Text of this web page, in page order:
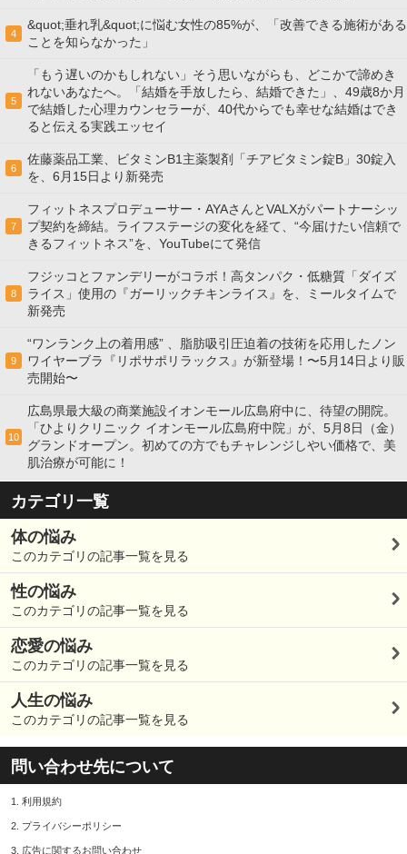
4
&quot;垂れ乳&quot;に悩む女性の85%が、「改善できる施術がある
ことを知らなかった」
5
「もう遅いのかもしれない」そう思いながらも、どこかで諦めき
れないあなたへ。「結婚を手放したら、結婚できた」、49歳8か月
で結婚した心理カウンセラーが、40代からでも幸せな結婚はでき
ると伝える実践エッセイ
6
佐藤薬品工業、ビタミンB1主薬製剤「チアビタミン錠B」30錠入
を、6月15日より新発売
7
フィットネスプロデューサー・AYAさんとVALXがパートナーシッ
プ契約を締結。ライフステージの変化を経て、“今届けたい信頼で
きるフィットネス”を、YouTubeにて発信
8
フジッコとファンデリーがコラボ！高タンパク・低糖質「ダイズ
ライス」使用の『ガーリックチキンライス』を、ミールタイムで
新発売
9
“ワンランク上の着用感” 、脂肪吸引圧迫着の技術を応用したノン
ワイヤーブラ『リポサポリラックス』が新登場！〜5月14日より販
売開始〜
10
広島県最大級の商業施設イオンモール広島府中に、待望の開院。
「ひよりクリニック イオンモール広島府中院」が、5月8日（金）
グランドオープン。初めての方でもチャレンジしやい価格で、美
肌治療が可能に！
カテゴリ一覧
体の悩み
このカテゴリの記事一覧を見る
性の悩み
このカテゴリの記事一覧を見る
恋愛の悩み
このカテゴリの記事一覧を見る
人生の悩み
このカテゴリの記事一覧を見る
問い合わせ先について
1. 利用規約
2. プライバシーポリシー
3. 広告に関するお問い合わせ